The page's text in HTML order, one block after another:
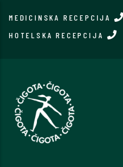
MEDICINSKA RECEPCIJA
HOTELSKA RECEPCIJA